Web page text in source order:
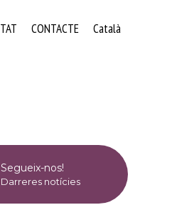
CONTACTE Català
Segueix-nos!
Darreres notícies